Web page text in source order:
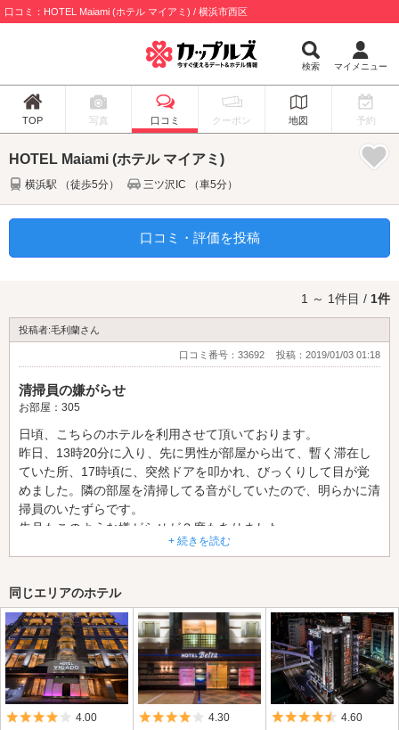
口コミ：HOTEL Maiami (ホテル マイアミ) / 横浜市西区
検索 マイメニュー
TOP 写真 口コミ クーポン 地図 予約
HOTEL Maiami (ホテル マイアミ)
横浜駅 （徒歩5分） 三ツ沢IC （車5分）
口コミ・評価を投稿
1 ～ 1件目 / 1件
投稿者:毛利蘭さん
口コミ番号：33692 投稿：2019/01/03 01:18
清掃員の嫌がらせ
お部屋：305
日頃、こちらのホテルを利用させて頂いております。
昨日、13時20分に入り、先に男性が部屋から出て、暫く滞在し
ていた所、17時頃に、突然ドアを叩かれ、びっくりして目が覚
めました。隣の部屋を清掃してる音がしていたので、明らかに清
掃員のいたずらです。
先月もこのような嫌がらせが３度もありました。
フロントの方に伝えても意味が無いのでこちらから失礼致しま
お宅が雇っている清掃員はどういう教育をなさっておられるので
しょうか？
こちらは証拠として録音をしております。
それと防犯カメラと照らし合わせれば一致しますよ？
気持ちよく利用したいのに、後味が悪く帰る始末です。
今後このようなことがないようにして頂きたいですね！
+ 続きを読む
同じエリアのホテル
5つ星のうち4
4.00 5つ星のうち4
4.30 5つ星のうち
4.60